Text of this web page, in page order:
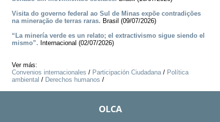
Visita do governo federal ao Sul de Minas expõe contradições
na mineração de terras raras. Brasil (09/07/2026)
“La minería verde es un relato; el extractivismo sigue siendo el
mismo”. Internacional (02/07/2026)
Ver más:
Convenios internacionales / Participación Ciudadana/ Política
ambiental / Derechos humanos /
OLCA